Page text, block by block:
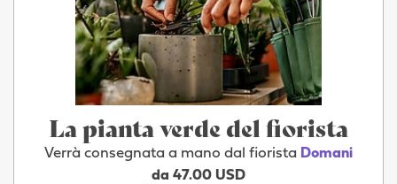
La pianta verde del fiorista
Verrà consegnata a mano dal fiorista Domani
da 47.00 USD